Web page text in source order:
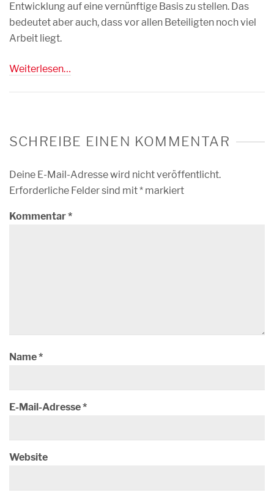
Entwicklung auf eine vernünftige Basis zu stellen. Das
bedeutet aber auch, dass vor allen Beteiligten noch viel
Arbeit liegt.
Weiterlesen…
SCHREIBE EINEN KOMMENTAR
Deine E-Mail-Adresse wird nicht veröffentlicht.
Erforderliche Felder sind mit* markiert
Kommentar*
Name*
E-Mail-Adresse*
Website